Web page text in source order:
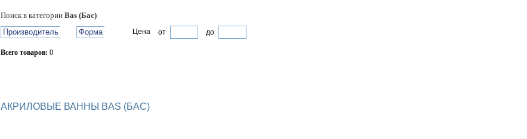
Поиск в категории Bas (Бас)
Производитель
Форма Цена от до
Всего товаров: 0
АКРИЛОВЫЕ ВАННЫ BAS (БАС)